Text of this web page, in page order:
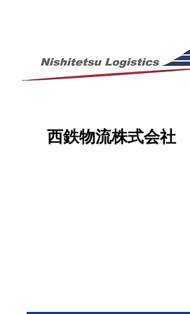
西鉄物流株式会社